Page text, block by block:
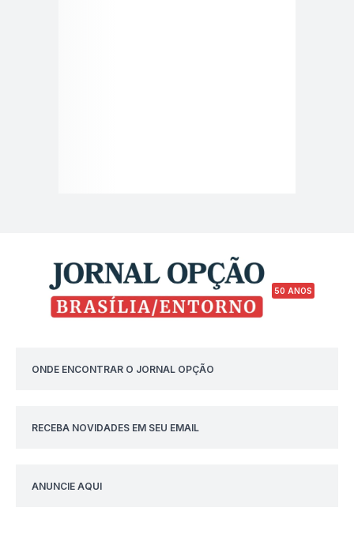
50 ANOS
ONDE ENCONTRAR O JORNAL OPÇÃO
RECEBA NOVIDADES EM SEU EMAIL
ANUNCIE AQUI